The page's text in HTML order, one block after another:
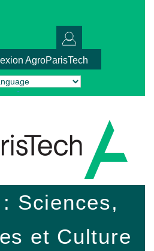
AgroParisTech
Translate
Sciences,
et Culture